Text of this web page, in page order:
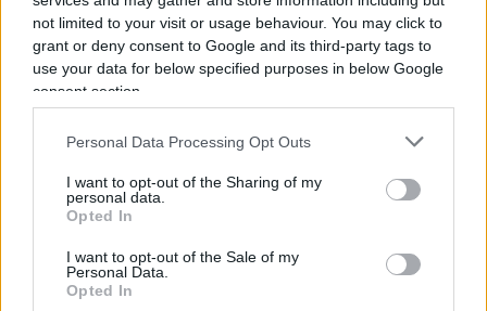
not limited to your visit or usage behaviour. You may click to
grant or deny consent to Google and its third-party tags to
use your data for below specified purposes in below Google
consent section.
Personal Data Processing Opt Outs
I want to opt-out of the Sharing of my
personal data.
Opted In
I want to opt-out of the Sale of my
Personal Data.
Opted In
di sfruttare non appartiene a una ‘classe’ specifica,
appartiene ad individui che si possono
nascondere in ogni classe, ceto, gruppo, clan,
collegio, fazione, chiesa, setta, ufficio, clientela,
maggioranza, minoranza, famiglia. Mascherare
tale realtà, dirottare l’attenzione tutta da una
rischioso.Lo sfruttamento del popolo
non è
solo quello che Marx immaginava con poca